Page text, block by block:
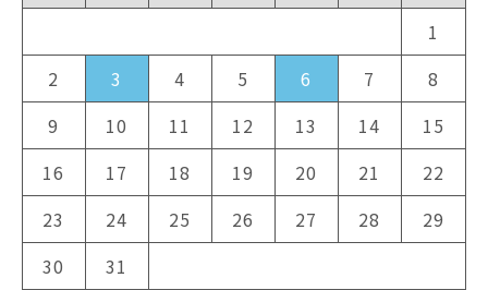
1
2
3 4 5 6 7
8
9
10 11 12 13 14
15
16
17 18 19 20 21
22
23
24 25 26 27 28
29
30
31